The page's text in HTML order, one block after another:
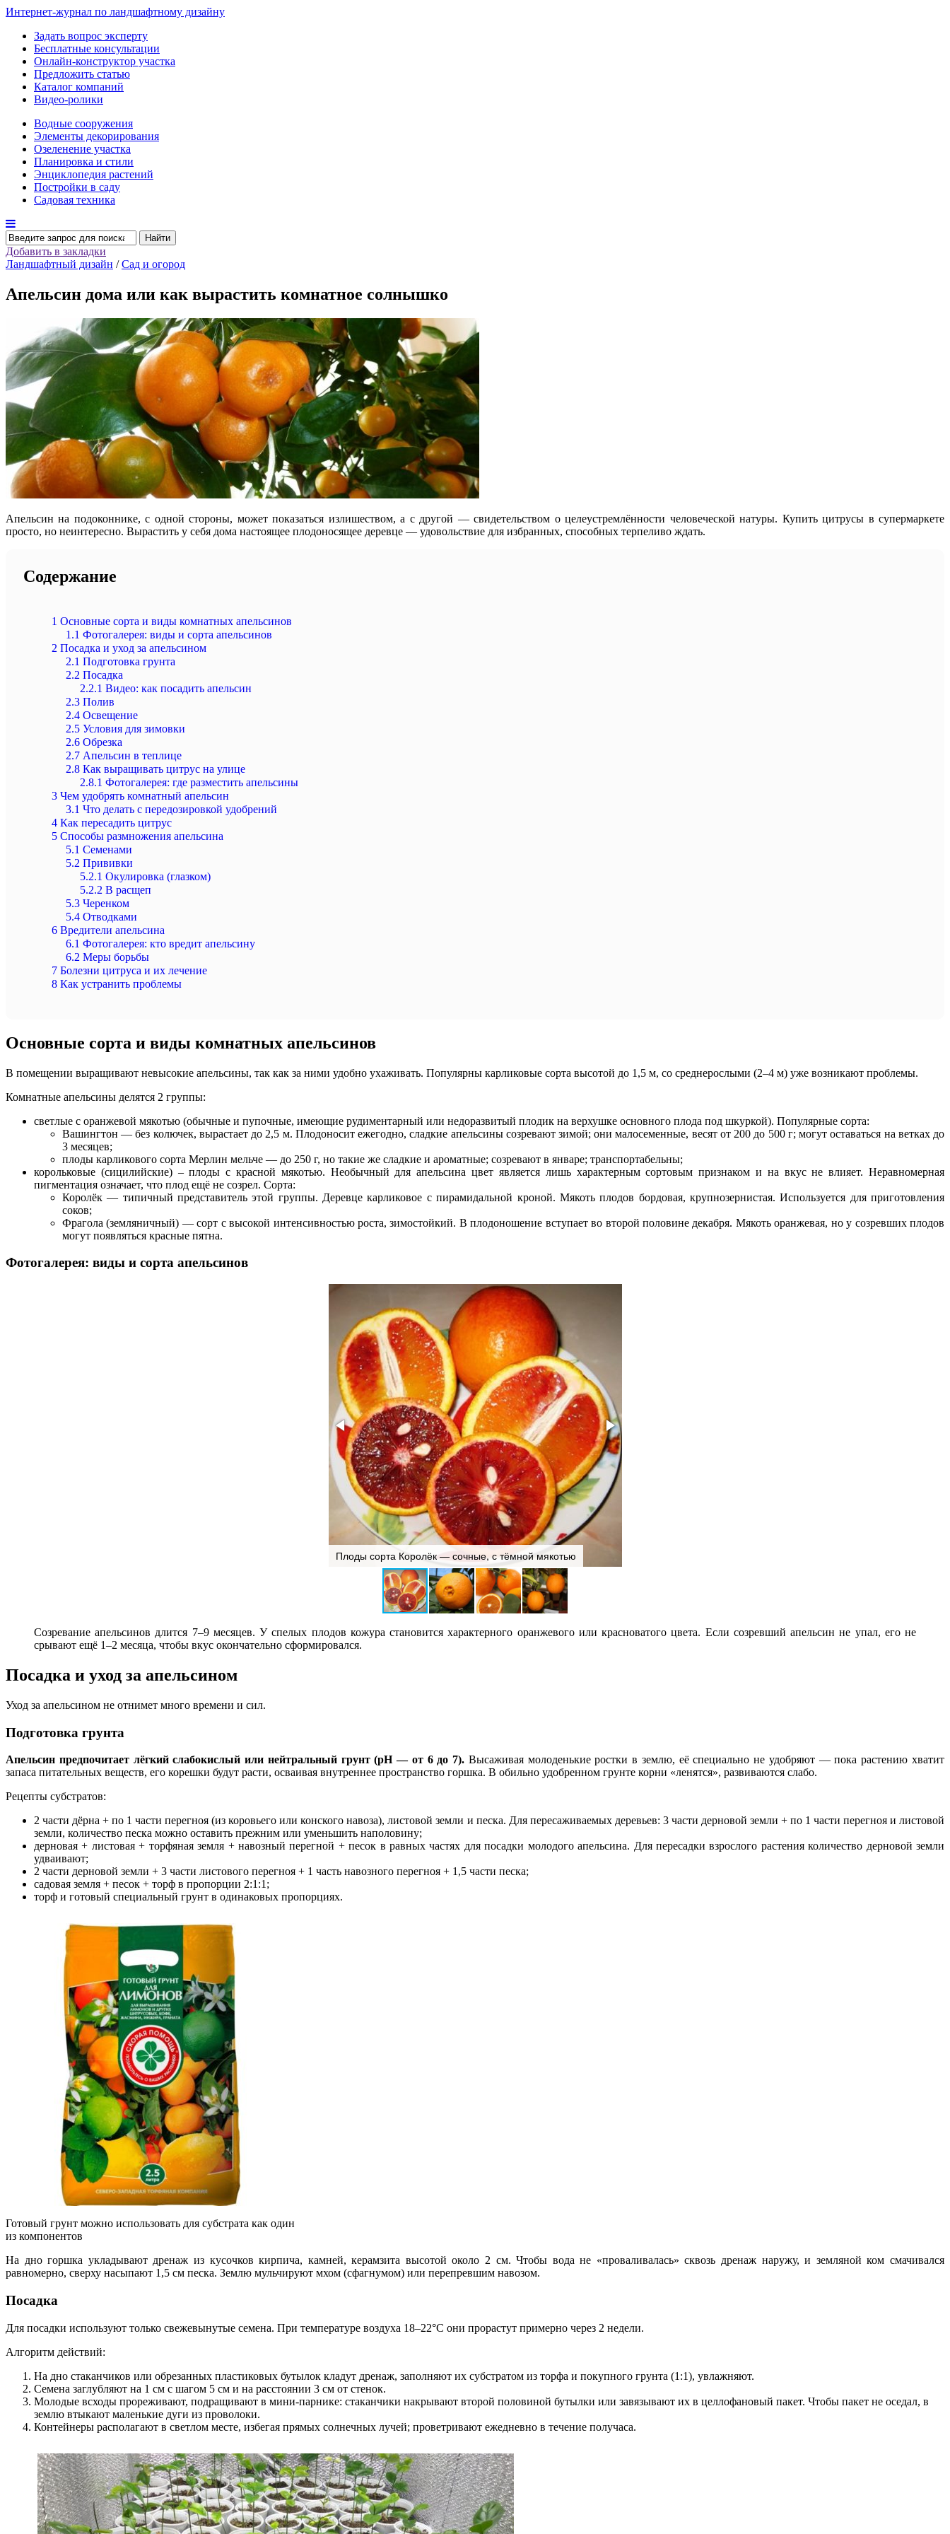
Интернет-журнал по ландшафтному дизайну
Задать вопрос эксперту
Бесплатные консультации
Онлайн-конструктор участка
Предложить статью
Каталог компаний
Видео-ролики
Водные сооружения
Элементы декорирования
Озеленение участка
Планировка и стили
Энциклопедия растений
Постройки в саду
Садовая техника
Найти
Добавить в закладки
Ландшафтный дизайн / Сад и огород
Апельсин дома или как вырастить комнатное солнышко
Апельсин на подоконнике, с одной стороны, может показаться излишеством, а с другой — свидетельством о целеустремлённости человеческой натуры. Купить цитрусы в супермаркете
просто, но неинтересно. Вырастить у себя дома настоящее плодоносящее деревце — удовольствие для избранных, способных терпеливо ждать.
Содержание
1 Основные сорта и виды комнатных апельсинов
1.1 Фотогалерея: виды и сорта апельсинов
2 Посадка и уход за апельсином
2.1 Подготовка грунта
2.2 Посадка
2.2.1 Видео: как посадить апельсин
2.3 Полив
2.4 Освещение
2.5 Условия для зимовки
2.6 Обрезка
2.7 Апельсин в теплице
2.8 Как выращивать цитрус на улице
2.8.1 Фотогалерея: где разместить апельсины
3 Чем удобрять комнатный апельсин
3.1 Что делать с передозировкой удобрений
4 Как пересадить цитрус
5 Способы размножения апельсина
5.1 Семенами
5.2 Прививки
5.2.1 Окулировка (глазком)
5.2.2 В расщеп
5.3 Черенком
5.4 Отводками
6 Вредители апельсина
6.1 Фотогалерея: кто вредит апельсину
6.2 Меры борьбы
7 Болезни цитруса и их лечение
8 Как устранить проблемы
Основные сорта и виды комнатных апельсинов
В помещении выращивают невысокие апельсины, так как за ними удобно ухаживать. Популярны карликовые сорта высотой до 1,5 м, со среднерослыми (2–4 м) уже возникают проблемы.
Комнатные апельсины делятся 2 группы:
светлые с оранжевой мякотью (обычные и пупочные, имеющие рудиментарный или недоразвитый плодик на верхушке основного плода под шкуркой). Популярные сорта:
Вашингтон — без колючек, вырастает до 2,5 м. Плодоносит ежегодно, сладкие апельсины созревают зимой; они малосеменные, весят от 200 до 500 г; могут оставаться на ветках до
3 месяцев;
плоды карликового сорта Мерлин мельче — до 250 г, но такие же сладкие и ароматные; созревают в январе; транспортабельны;
корольковые (сицилийские) – плоды с красной мякотью. Необычный для апельсина цвет является лишь характерным сортовым признаком и на вкус не влияет. Неравномерная
пигментация означает, что плод ещё не созрел. Сорта:
Королёк — типичный представитель этой группы. Деревце карликовое с пирамидальной кроной. Мякоть плодов бордовая, крупнозернистая. Используется для приготовления
соков;
Фрагола (земляничный) — сорт с высокой интенсивностью роста, зимостойкий. В плодоношение вступает во второй половине декабря. Мякоть оранжевая, но у созревших плодов
могут появляться красные пятна.
Фотогалерея: виды и сорта апельсинов
Плоды сорта Королёк — сочные, с тёмной мякотью
Созревание апельсинов длится 7–9 месяцев. У спелых плодов кожура становится характерного оранжевого или красноватого цвета. Если созревший апельсин не упал, его не
срывают ещё 1–2 месяца, чтобы вкус окончательно сформировался.
Посадка и уход за апельсином
Уход за апельсином не отнимет много времени и сил.
Подготовка грунта
Апельсин предпочитает лёгкий слабокислый или нейтральный грунт (рН — от 6 до 7). Высаживая молоденькие ростки в землю, её специально не удобряют — пока растению хватит
запаса питательных веществ, его корешки будут расти, осваивая внутреннее пространство горшка. В обильно удобренном грунте корни «ленятся», развиваются слабо.
Рецепты субстратов:
2 части дёрна + по 1 части перегноя (из коровьего или конского навоза), листовой земли и песка. Для пересаживаемых деревьев: 3 части дерновой земли + по 1 части перегноя и листовой
земли, количество песка можно оставить прежним или уменьшить наполовину;
дерновая + листовая + торфяная земля + навозный перегной + песок в равных частях для посадки молодого апельсина. Для пересадки взрослого растения количество дерновой земли
удваивают;
2 части дерновой земли + 3 части листового перегноя + 1 часть навозного перегноя + 1,5 части песка;
садовая земля + песок + торф в пропорции 2:1:1;
торф и готовый специальный грунт в одинаковых пропорциях.
Готовый грунт можно использовать для субстрата как один
из компонентов
На дно горшка укладывают дренаж из кусочков кирпича, камней, керамзита высотой около 2 см. Чтобы вода не «проваливалась» сквозь дренаж наружу, и земляной ком смачивался
равномерно, сверху насыпают 1,5 см песка. Землю мульчируют мхом (сфагнумом) или перепревшим навозом.
Посадка
Для посадки используют только свежевынутые семена. При температуре воздуха 18–22°C они прорастут примерно через 2 недели.
Алгоритм действий:
На дно стаканчиков или обрезанных пластиковых бутылок кладут дренаж, заполняют их субстратом из торфа и покупного грунта (1:1), увлажняют.
Семена заглубляют на 1 см с шагом 5 см и на расстоянии 3 см от стенок.
Молодые всходы прореживают, подращивают в мини-парнике: стаканчики накрывают второй половиной бутылки или завязывают их в целлофановый пакет. Чтобы пакет не оседал, в
землю втыкают маленькие дуги из проволоки.
Контейнеры располагают в светлом месте, избегая прямых солнечных лучей; проветривают ежедневно в течение получаса.